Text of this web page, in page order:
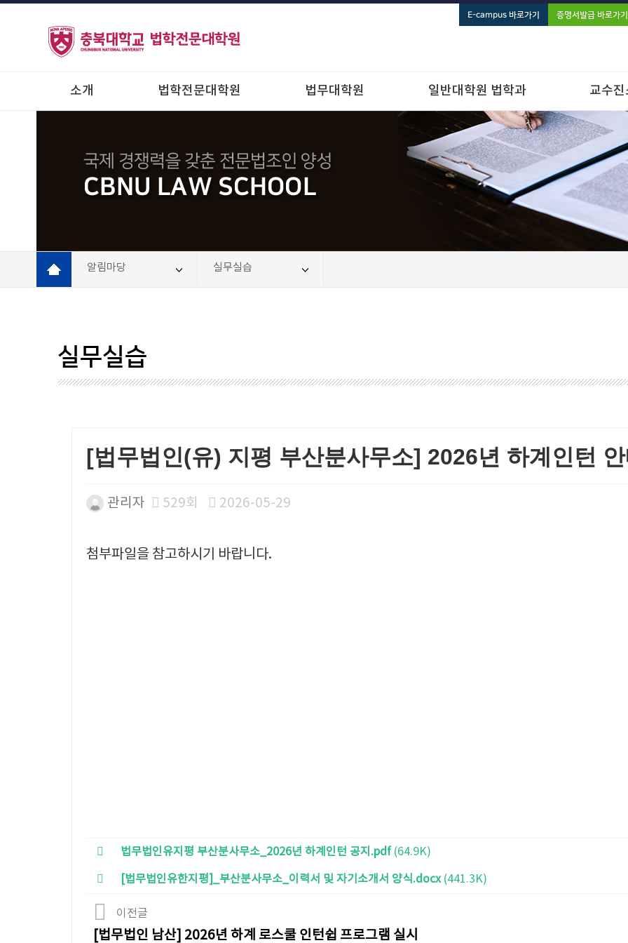
E-campus 바로가기 증명서발급 바로가기
소개 법학전문대학원 법무대학원 일반대학원 법학과 교수
알림마당 실무실습
실무실습
[법무법인(유) 지평 부산분사무소] 2026년 하계인턴
관리자 529회 2026-05-29
첨부파일을 참고하시기 바랍니다.
법무법인유지평 부산분사무소_2026년 하계인턴 공지.pdf (64.9K)
[법무법인유한지평]_부산분사무소_이력서 및 자기소개서 양식.docx(441.3K)
이전글
[법무법인 남산] 2026년 하계 로스쿨 인턴쉽 프로그램 실시